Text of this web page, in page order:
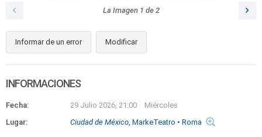
La Imagen 1 de 2
Informar de un error Modificar
INFORMACIONES
Fecha: 29 Julio 2026, 21:00
Miércoles
Lugar:
Ciudad de México, MarkeTeatro • Roma